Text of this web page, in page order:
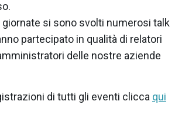
giornate si sono svolti numerosi talk
partecipato in qualità di relatori
delle nostre aziende
di tutti gli eventi clicca qui